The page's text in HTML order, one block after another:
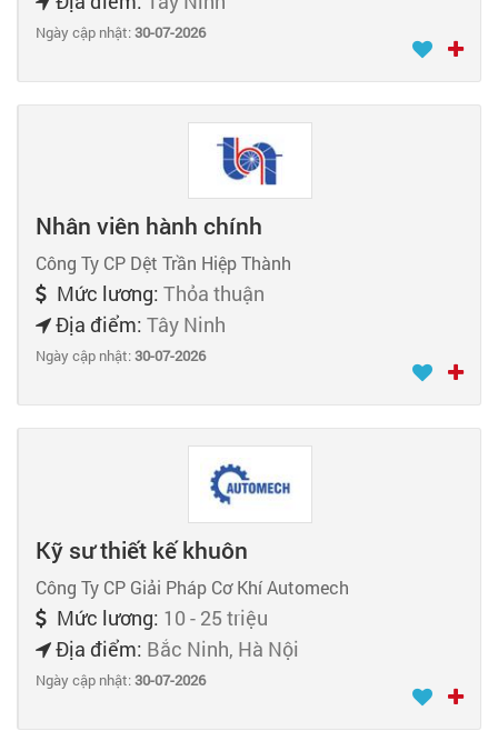
Ngày cập nhật:30-07-2026
Nhân viên hành chính
Công Ty CP Dệt Trần Hiệp Thành
Mức lương: Thỏa thuận
Địa điểm: Tây Ninh
Ngày cập nhật:30-07-2026
Kỹ sư thiết kế khuôn
Công Ty CP Giải Pháp Cơ Khí Automech
Mức lương: 10 - 25 triệu
Địa điểm: Bắc Ninh, Hà Nội
Ngày cập nhật:30-07-2026